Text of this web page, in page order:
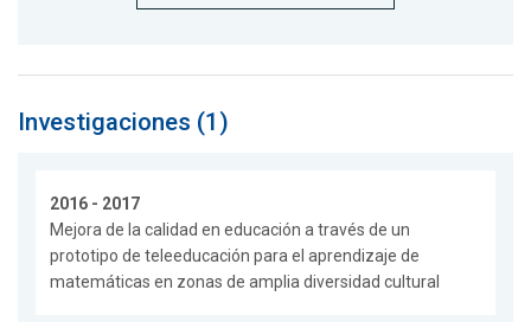
Investigaciones (1)
2016 - 2017
Mejora de la calidad en educación a través de un
prototipo de teleeducación para el aprendizaje de
matemáticas en zonas de amplia diversidad cultural